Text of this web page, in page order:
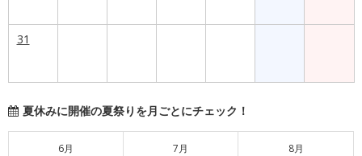
31
夏休みに開催の夏祭りを月ごとにチェック！
6月 7月 8月